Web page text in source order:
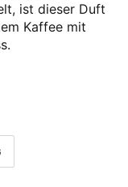
ist dieser Duft
Kaffee mit